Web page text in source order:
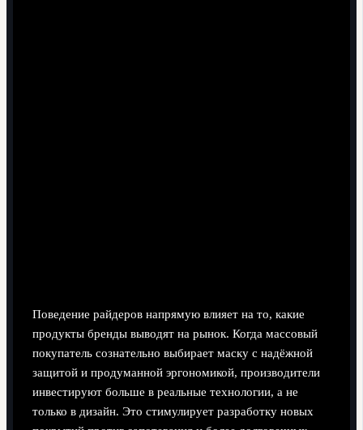
Поведение райдеров напрямую влияет на то, какие
продукты бренды выводят на рынок. Когда массовый
покупатель сознательно выбирает маску с надёжной
защитой и продуманной эргономикой, производители
инвестируют больше в реальные технологии, а не
только в дизайн. Это стимулирует разработку новых